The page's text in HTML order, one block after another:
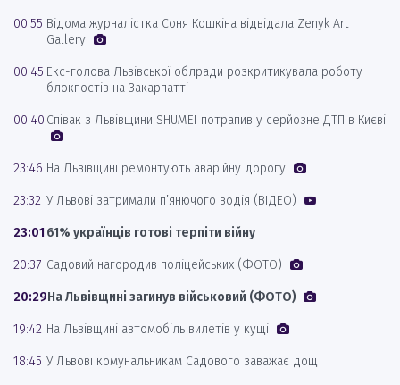
00:55 Відома журналістка Соня Кошкіна відвідала Zenyk Art
Gallery
00:45 Екс-голова Львівської облради розкритикувала роботу
блокпостів на Закарпатті
00:40 Співак з Львівщини SHUMEI потрапив у серйозне ДТП в Києві
23:46 На Львівщині ремонтують аварійну дорогу
23:32 У Львові затримали п’янючого водія (ВІДЕО)
23:01 61% українців готові терпіти війну
20:37 Садовий нагородив поліцейських (ФОТО)
20:29На Львівщині загинув військовий (ФОТО)
19:42 На Львівщині автомобіль вилетів у кущі
18:45 У Львові комунальникам Садового заважає дощ